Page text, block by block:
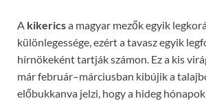
A kikericsa magyar mezők egyik
különlegessége, ezért a tavasz egyik
hírnökeként tartják számon. Ez a kis
már február–márciusban kibújik a
előbukkanva jelzi, hogy a hideg